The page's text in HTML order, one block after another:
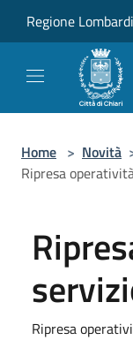
Regione
Home > Novità
Ripresa
Ripresa